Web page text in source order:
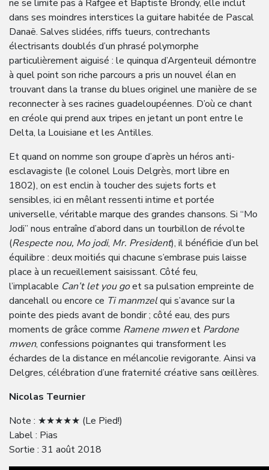
ne se limite pas à Rafgee et Baptiste Brondy, elle inclut
dans ses moindres interstices la guitare habitée de Pascal
Danaë. Salves slidées, riffs tueurs, contrechants
électrisants doublés d’un phrasé polymorphe
particulièrement aiguisé : le quinqua d’Argenteuil démontre
à quel point son riche parcours a pris un nouvel élan en
trouvant dans la transe du blues originel une manière de se
reconnecter à ses racines guadeloupéennes. D’où ce chant
en créole qui prend aux tripes en jetant un pont entre le
Delta, la Louisiane et les Antilles.
Et quand on nomme son groupe d’après un héros anti-
esclavagiste (le colonel Louis Delgrès, mort libre en
1802), on est enclin à toucher des sujets forts et
sensibles, ici en mêlant ressenti intime et portée
universelle, véritable marque des grandes chansons. Si “Mo
Jodi” nous entraîne d’abord dans un tourbillon de révolte
(Respecte nou, Mo jodi, Mr. President), il bénéficie d’un bel
équilibre : deux moitiés qui chacune s’embrase puis laisse
place à un recueillement saisissant. Côté feu,
l’implacable Can’t let you goet sa pulsation empreinte de
dancehall ou encore ce Ti manmzelqui s’avance sur la
pointe des pieds avant de bondir ; côté eau, des purs
moments de grâce comme Ramene mwenet Pardone
mwen, confessions poignantes qui transforment les
échardes de la distance en mélancolie revigorante. Ainsi va
Delgres, célébration d’une fraternité créative sans œillères.
Nicolas Teurnier
Note : ★★★★★ (Le Pied!)
Label : Pias
Sortie : 31 août 2018